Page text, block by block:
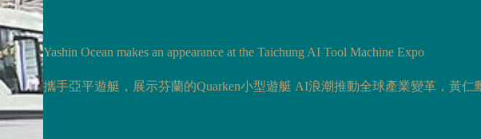
Yashin Ocean makes an appearance at the Taichung AI Tool Machine Expo
攜手亞平遊艇，展示芬蘭的Quarken小型遊艇 AI浪潮推動全球產業變革，黃